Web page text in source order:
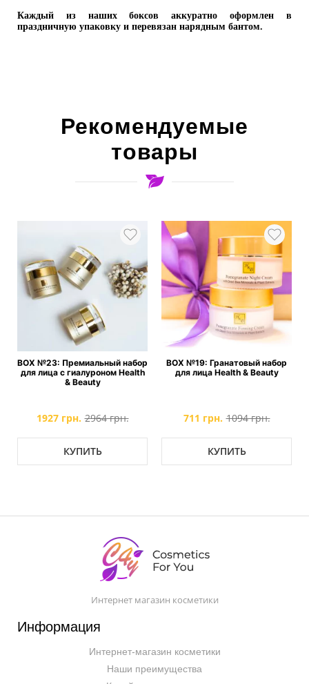
Каждый из наших боксов аккуратно оформлен в
праздничную упаковку и перевязан нарядным бантом.
Рекомендуемые
товары
BOX №23: Премиальный набор
для лица с гиалуроном Health
& Beauty
1927 грн. 2964 грн.
КУПИТЬ
BOX №19: Гранатовый набор
для лица Health & Beauty
711 грн. 1094 грн.
КУПИТЬ
Интернет магазин косметики
Информация
Интернет-магазин косметики
Наши преимущества